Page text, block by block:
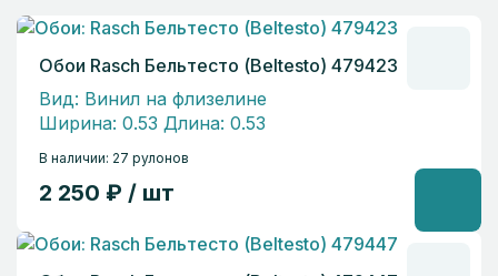
Обои Rasch Бельтесто (Beltesto) 479423
Вид: Винил на флизелине
Ширина: 0.53 Длина: 0.53
В наличии: 27 рулонов
2 250 ₽ / шт